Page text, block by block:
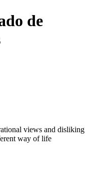
de
views and disliking
way of life